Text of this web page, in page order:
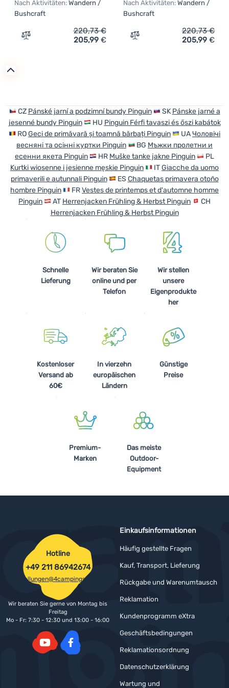
Registrieren
Nach Aktivitäten: Wandern /
Bushcraft
Zum Vergleich 'Jacke Pinguin Parker Jacket 5.0'
220,73€
205,99 €
Nach Aktivitäten: Wandern /
Bushcraft
Zum Vergleich 'Jacke
220,73€
205,99 €
CZ Pánské jarní a podzimní bundy Pinguin SK Pánske jarné a
jesenné bundy Pinguin
HU Pinguin Férfi tavaszi és őszi kabátok
ROGeci de primăvară și toamnă bărbați Pinguin UAЧоловічі
весняні та осінні куртки Pinguin
BG Мъжки пролетни и
есенни якета Pinguin
HR Muške tanke jakne Pinguin
PL
Kurtki wiosenne i jesienne męskie Pinguin
ITGiacche da uomo
primaverili e autunnali Pinguin
ES Chaquetas primavera otoño
hombre Pinguin
FRVestes de printemps et d'automne homme
Pinguin
AT Herrenjacken Frühling & Herbst Pinguin
CH
Herrenjacken Frühling & Herbst Pinguin
Schnelle
Lieferung
Wir beraten Sie
online und per
Telefon
Wir stellen
unsere
Eigenprodukte
her
Kostenloser
Versand ab
60€
In vierzehn
europäischen
Ländern
Günstige
Preise
Premium-
Marken
Das meiste
Outdoor-
Equipment
Einkaufsinformationen
Häufig gestellte Fragen
Kauf, Transport, Lieferung
Rückgabe und Warenumtausch
Reklamation
Kundenprogramm eXtra
Geschäftsbedingungen
Reklamationsordnung
Datenschutzerklärung
Wartung und
Hotline
+49 211 86942674
bestellungen@4campingshop.de
Wir beraten Sie gerne von Montag bis
Freitag
Mo - Fr: 7:30 - 12:30 und 13:00 - 16:00